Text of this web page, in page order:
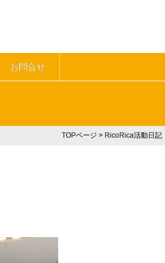
お問合せ
TOPページ > RicoRica活動日記